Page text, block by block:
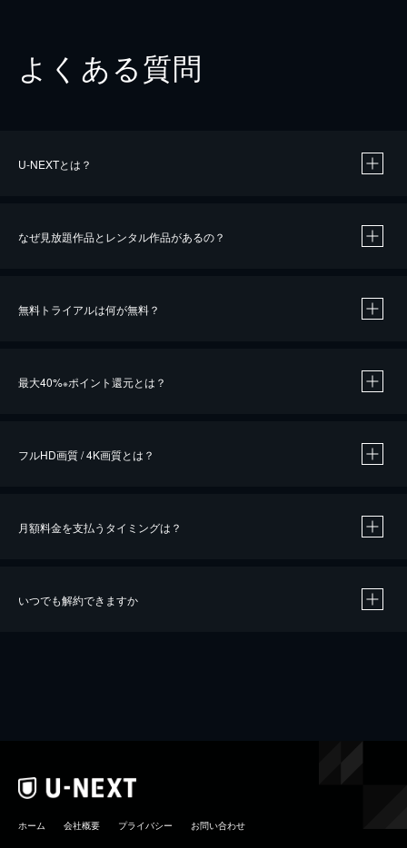
よくある質問
U-NEXTとは？
なぜ見放題作品とレンタル作品があるの？
無料トライアルは何が無料？
最大40%※ポイント還元とは？
※40％ポイント還元の対象は、クレジットカード決済による作品の購入 / レンタルです。
フルHD画質 / 4K画質とは？
月額料金を支払うタイミングは？
いつでも解約できますか
ホーム 会社概要 プライバシー お問い合わせ